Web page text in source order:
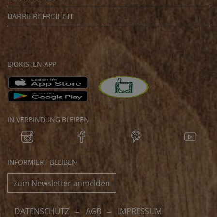
BARRIEREFREIHEIT
BIOKISTEN APP
IN VERBINDUNG BLEIBEN
INFORMIERT BLEIBEN
zum Newsletter anmelden
DATENSCHUTZ AGB IMPRESSUM